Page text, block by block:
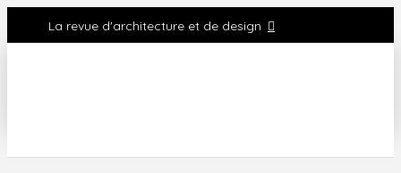
La revue d'architecture et de design